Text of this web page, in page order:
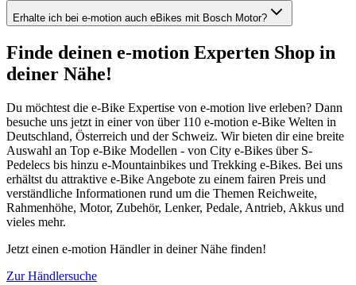
Erhalte ich bei e-motion auch eBikes mit Bosch Motor?
Finde deinen e-motion Experten Shop in
deiner Nähe!
Du möchtest die e-Bike Expertise von e-motion live erleben? Dann
besuche uns jetzt in einer von über 110 e-motion e-Bike Welten in
Deutschland, Österreich und der Schweiz. Wir bieten dir eine breite
Auswahl an Top e-Bike Modellen - von City e-Bikes über S-
Pedelecs bis hinzu e-Mountainbikes und Trekking e-Bikes. Bei uns
erhältst du attraktive e-Bike Angebote zu einem fairen Preis und
verständliche Informationen rund um die Themen Reichweite,
Rahmenhöhe, Motor, Zubehör, Lenker, Pedale, Antrieb, Akkus und
vieles mehr.
Jetzt einen e-motion Händler in deiner Nähe finden!
Zur Händlersuche